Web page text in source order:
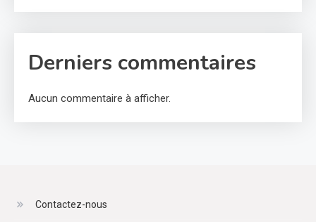
Derniers commentaires
Aucun commentaire à afficher.
Contactez-nous